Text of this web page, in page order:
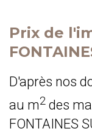
Prix de
D'après nos
au m2 des
FONTAINES